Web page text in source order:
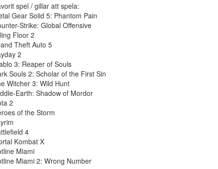
spel / gillar att spela:
Gear Solid 5: Phantom Pain
Strike: Global Offensive
Floor 2
Theft Auto 5
2
3: Reaper of Souls
Souls 2: Scholar of the First Sin
Witcher 3: Wild Hunt
Earth: Shadow of Mordor
2
of the Storm
4
Kombat X
Miami
Miami 2: Wrong Number